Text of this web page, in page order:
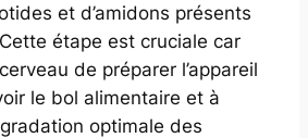
et d’amidons présents
étape est cruciale car
de préparer l’appareil
le bol alimentaire et à
optimale des